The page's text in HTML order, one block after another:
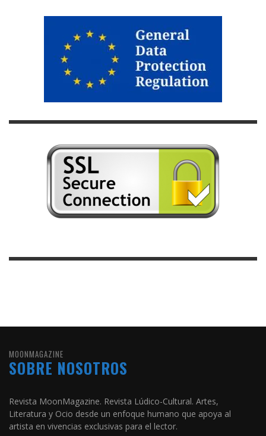
MOONMAGAZINE
SOBRE NOSOTROS
Revista MoonMagazine. Revista Lúdico-Cultural. Artes,
Literatura y Ocio desde un enfoque humano que apoya al
artista en vivencias exclusivas para el lector.